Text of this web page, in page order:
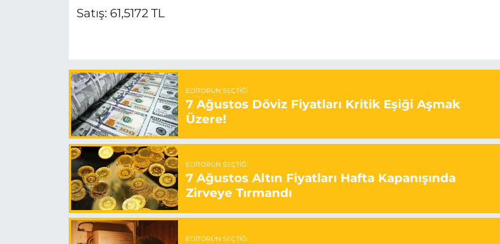
Satış: 61,5172 TL
EDITÖRÜN SEÇTIĞI
7 Ağustos Döviz Fiyatları Kritik Eşiği Aşmak
Üzere!
EDITÖRÜN SEÇTIĞI
7 Ağustos Altın Fiyatları Hafta Kapanışında
Zirveye Tırmandı
EDITÖRÜN SEÇTIĞI